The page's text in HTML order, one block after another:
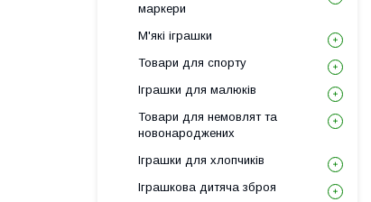
маркери
М'які іграшки
Товари для спорту
Іграшки для малюків
Товари для немовлят та
новонароджених
Іграшки для хлопчиків
Іграшкова дитяча зброя